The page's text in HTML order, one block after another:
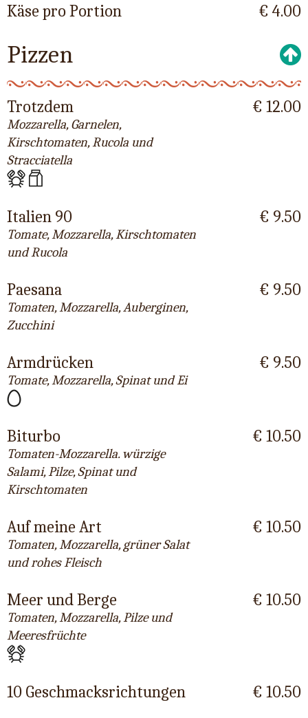
Käse pro Portion € 4.00
Pizzen
Trotzdem
Mozzarella, Garnelen,
Kirschtomaten, Rucola und
Stracciatella
€ 12.00
Italien 90
Tomate, Mozzarella, Kirschtomaten
und Rucola
€ 9.50
Paesana
Tomaten, Mozzarella, Auberginen,
Zucchini
€ 9.50
Armdrücken
Tomate, Mozzarella, Spinat und Ei
€ 9.50
Biturbo
Tomaten-Mozzarella. würzige
Salami, Pilze, Spinat und
Kirschtomaten
€ 10.50
Auf meine Art
Tomaten, Mozzarella, grüner Salat
und rohes Fleisch
€ 10.50
Meer und Berge
Tomaten, Mozzarella, Pilze und
Meeresfrüchte
€ 10.50
10 Geschmacksrichtungen
€ 10.50